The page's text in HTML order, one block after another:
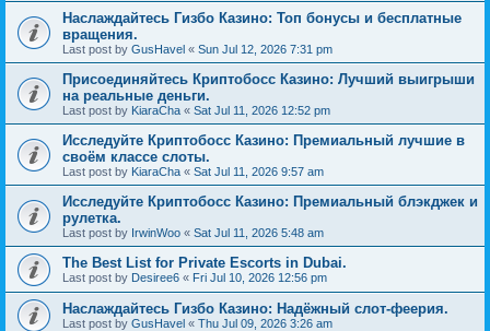
Наслаждайтесь Гизбо Казино: Топ бонусы и бесплатные
вращения.
Last post by GusHavel « Sun Jul 12, 2026 7:31 pm
Присоединяйтесь Криптобосс Казино: Лучший выигрыши
на реальные деньги.
Last post by KiaraCha « Sat Jul 11, 2026 12:52 pm
Исследуйте Криптобосс Казино: Премиальный лучшие в
своём классе слоты.
Last post by KiaraCha « Sat Jul 11, 2026 9:57 am
Исследуйте Криптобосс Казино: Премиальный блэкджек и
рулетка.
Last post by IrwinWoo « Sat Jul 11, 2026 5:48 am
The Best List for Private Escorts in Dubai.
Last post by Desiree6 « Fri Jul 10, 2026 12:56 pm
Наслаждайтесь Гизбо Казино: Надёжный слот-феерия.
Last post by GusHavel « Thu Jul 09, 2026 3:26 am